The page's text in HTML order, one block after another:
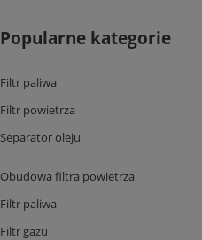
Popularne kategorie
Filtr paliwa
Filtr powietrza
Separator oleju
Obudowa filtra powietrza
Filtr paliwa
Filtr gazu